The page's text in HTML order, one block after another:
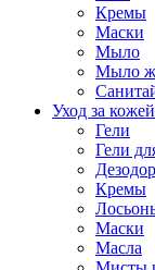
Кремы
Маски
Мыло
Мыло
Уход за
Гели
Гели
Кремы
Маски
Масла